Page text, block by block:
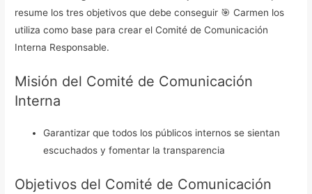
resume los tres objetivos que debe conseguir 🎯 Carmen los
utiliza como base para crear el Comité de Comunicación
Interna Responsable.
Misión del Comité de Comunicación
Interna
Garantizar que todos los públicos internos se sientan
escuchados y fomentar la transparencia
Objetivos del Comité de Comunicación